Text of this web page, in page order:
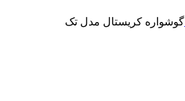
گوشواره کریستال مدل تک